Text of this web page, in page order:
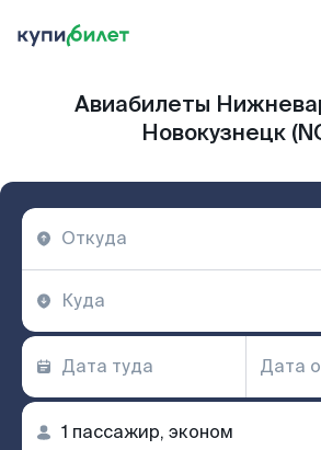
Авиабилеты
Новокузнецк